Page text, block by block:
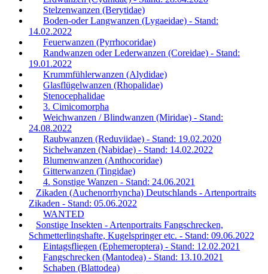
Stelzenwanzen (Berytidae)
Boden-oder Langwanzen (Lygaeidae) - Stand:
14.02.2022
Feuerwanzen (Pyrrhocoridae)
Randwanzen oder Lederwanzen (Coreidae) - Stand:
19.01.2022
Krummfühlerwanzen (Alydidae)
Glasflügelwanzen (Rhopalidae)
Stenocephalidae
3. Cimicomorpha
Weichwanzen / Blindwanzen (Miridae) - Stand:
24.08.2022
Raubwanzen (Reduviidae) - Stand: 19.02.2020
Sichelwanzen (Nabidae) - Stand: 14.02.2022
Blumenwanzen (Anthocoridae)
Gitterwanzen (Tingidae)
4. Sonstige Wanzen - Stand: 24.06.2021
Zikaden (Auchenorrhyncha) Deutschlands - Artenportraits
Zikaden - Stand: 05.06.2022
WANTED
Sonstige Insekten - Artenportraits Fangschrecken,
Schmetterlingshafte, Kugelspringer etc. - Stand: 09.06.2022
Eintagsfliegen (Ephemeroptera) - Stand: 12.02.2021
Fangschrecken (Mantodea) - Stand: 13.10.2021
Schaben (Blattodea)